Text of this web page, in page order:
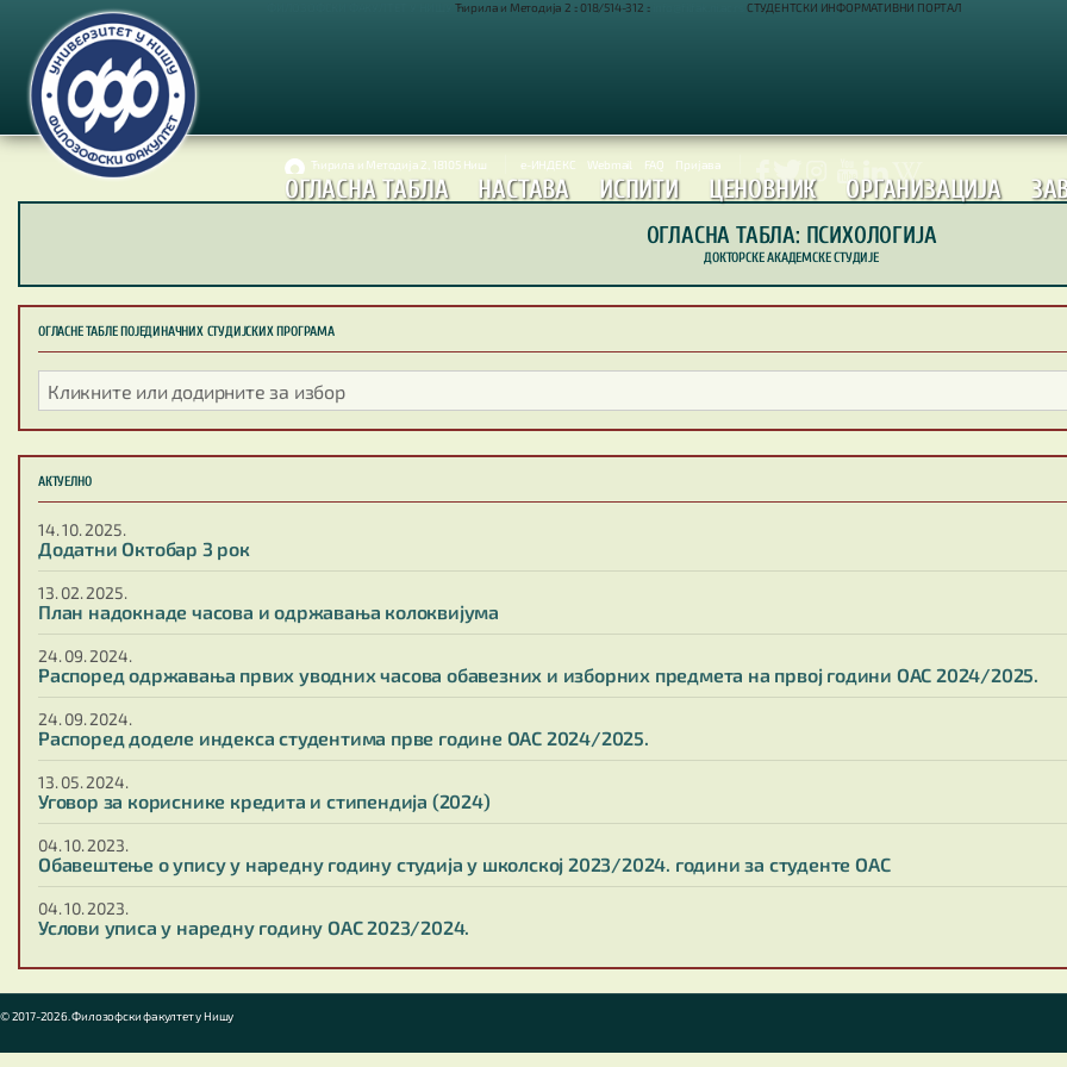
Ћирила и Методија 2 :: 018/514-312 :: СТУДЕНТСКИ ИНФОРМАТИВНИ ПОРТАЛ
Ћирила и Методија 2, 18105 Ниш е-ИНДЕКС Webmail FAQ Пријава
ОГЛАСНА ТАБЛА НАСТАВА ИСПИТИ ЦЕНОВНИК ОРГАНИЗАЦИЈА
ОГЛАСНА ТАБЛА: ПСИХОЛОГИЈА
ДОКТОРСКЕ АКАДЕМСКЕ СТУДИЈЕ
ОГЛАСНЕ ТАБЛЕ ПОЈЕДИНАЧНИХ СТУДИЈСКИХ ПРОГРАМА
АКТУЕЛНО
14. 10. 2025.
Додатни Октобар 3 рок
13. 02. 2025.
План надокнаде часова и одржавања колоквијума
24. 09. 2024.
Распоред одржавања првих уводних часова обавезних и изборних предмета на првој години ОАС 2024/2025.
24. 09. 2024.
Распоред доделе индекса студентима прве године ОАС 2024/2025.
13. 05. 2024.
Уговор за кориснике кредита и стипендија (2024)
04. 10. 2023.
Обавештење о упису у наредну годину студија у школској 2023/2024. години за студенте ОАС
04. 10. 2023.
Услови уписа у наредну годину ОАС 2023/2024.
© 2017-2026. Филозофски факултет у Нишу